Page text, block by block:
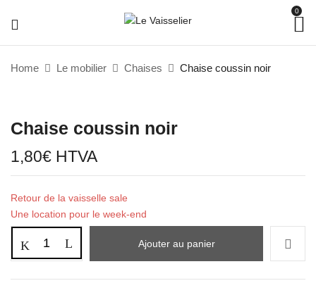
0
Home Le mobilier Chaises Chaise coussin noir
Chaise coussin noir
1,80€ HTVA
Retour de la vaisselle sale
Une location pour le week-end
Ajouter au panier